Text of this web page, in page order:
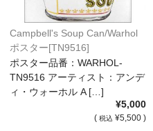
Campbell's Soup Can/Warhol
ポスター[TN9516]
ポスター品番：WARHOL-
TN9516 アーティスト：アンデ
ィ・ウォーホル A […]
¥5,000
( 税込 ¥5,500 )